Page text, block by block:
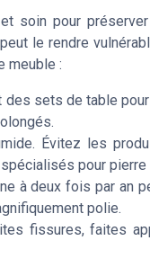
soin pour
le rendre
meuble :
sets de table
Évitez les
pour
à deux fois par an
polie.
fissures, faites